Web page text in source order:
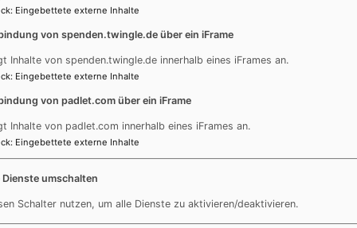
brauche finanzielle Mittel, Mut, Zeit und
war von Dankbarkeit gegenüber allen
der
Cinema in der
: Eingebettete externe Inhalte
von spenden.twingle.de über ein iFrame
Inhalte von spenden.twingle.de innerhalb eines iFrames an.
: Eingebettete externe Inhalte
von padlet.com über ein iFrame
Inhalte von padlet.com innerhalb eines iFrames an.
: Eingebettete externe Inhalte
Dienste umschalten
Schalter nutzen, um alle Dienste zu aktivieren/deaktivieren.